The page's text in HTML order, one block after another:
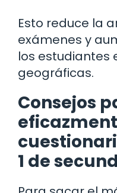
Esto reduce la
exámenes y
los estudiantes
geográficas.
Consejos
1 de